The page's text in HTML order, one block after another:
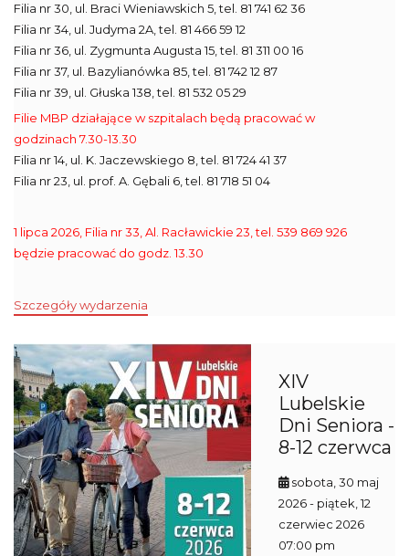
Filia nr 30, ul. Braci Wieniawskich 5, tel. 81 741 62 36
Filia nr 34, ul. Judyma 2A, tel. 81 466 59 12
Filia nr 36, ul. Zygmunta Augusta 15, tel. 81 311 00 16
Filia nr 37, ul. Bazylianówka 85, tel. 81 742 12 87
Filia nr 39, ul. Głuska 138, tel. 81 532 05 29
Filie MBP działające w szpitalach będą pracować w
godzinach 7.30-13.30
Filia nr 14, ul. K. Jaczewskiego 8, tel. 81 724 41 37
Filia nr 23, ul. prof. A. Gębali 6, tel. 81 718 51 04
1 lipca 2026, Filia nr 33, Al. Racławickie 23, tel. 539 869 926
będzie pracować do godz. 13.30
Szczegóły wydarzenia
XIV
Lubelskie
Dni Seniora -
8-12 czerwca
sobota, 30 maj
2026- piątek, 12
czerwiec 2026
07:00 pm